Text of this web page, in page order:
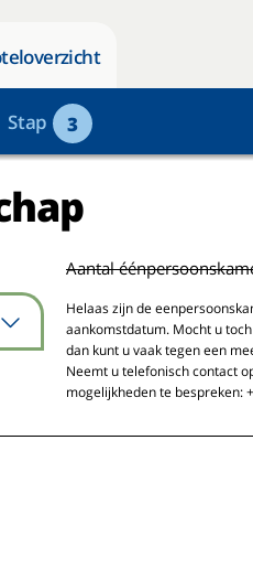
Stap 3
Aantal
Helaas zijn de
aankomstdatum. Mocht u
dan kunt u vaak tegen een
Neemt u telefonisch contact
mogelijkheden te bespreken: